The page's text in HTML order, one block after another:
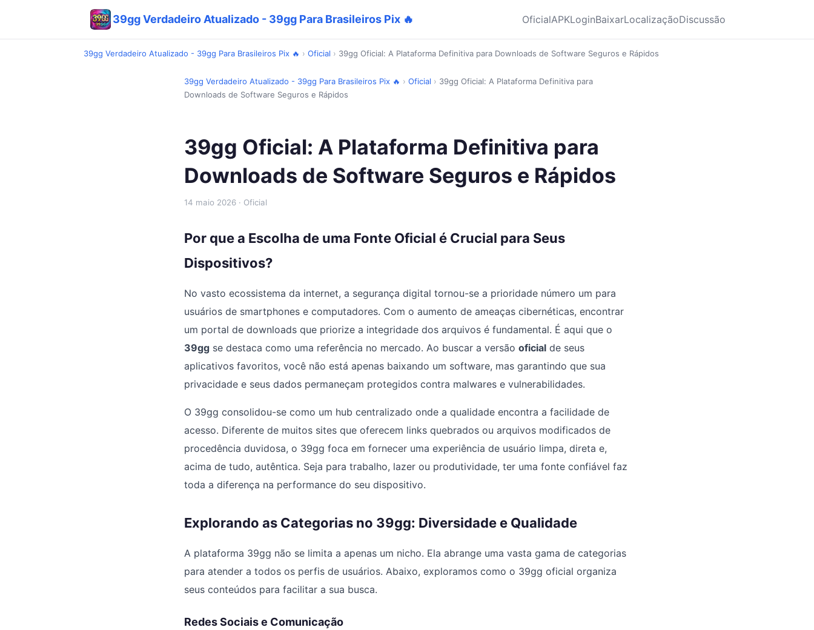
39gg Verdadeiro Atualizado - 39gg Para Brasileiros Pix 🔥 OficialAPKLoginBaixarLocalizaçãoDiscussão
39gg Verdadeiro Atualizado - 39gg Para Brasileiros Pix 🔥 › Oficial › 39gg Oficial: A Plataforma Definitiva para Downloads de Software Seguros e Rápidos
39gg Verdadeiro Atualizado - 39gg Para Brasileiros Pix 🔥 › Oficial › 39gg Oficial: A Plataforma Definitiva para
Downloads de Software Seguros e Rápidos
39gg Oficial: A Plataforma Definitiva para
Downloads de Software Seguros e Rápidos
14 maio 2026 · Oficial
Por que a Escolha de uma Fonte Oficial é Crucial para Seus
Dispositivos?
No vasto ecossistema da internet, a segurança digital tornou-se a prioridade número um para
usuários de smartphones e computadores. Com o aumento de ameaças cibernéticas, encontrar
um portal de downloads que priorize a integridade dos arquivos é fundamental. É aqui que o
39gg se destaca como uma referência no mercado. Ao buscar a versão oficial de seus
aplicativos favoritos, você não está apenas baixando um software, mas garantindo que sua
privacidade e seus dados permaneçam protegidos contra malwares e vulnerabilidades.
O 39gg consolidou-se como um hub centralizado onde a qualidade encontra a facilidade de
acesso. Diferente de muitos sites que oferecem links quebrados ou arquivos modificados de
procedência duvidosa, o 39gg foca em fornecer uma experiência de usuário limpa, direta e,
acima de tudo, autêntica. Seja para trabalho, lazer ou produtividade, ter uma fonte confiável faz
toda a diferença na performance do seu dispositivo.
Explorando as Categorias no 39gg: Diversidade e Qualidade
A plataforma 39gg não se limita a apenas um nicho. Ela abrange uma vasta gama de categorias
para atender a todos os perfis de usuários. Abaixo, exploramos como o 39gg oficial organiza
seus conteúdos para facilitar a sua busca.
Redes Sociais e Comunicação